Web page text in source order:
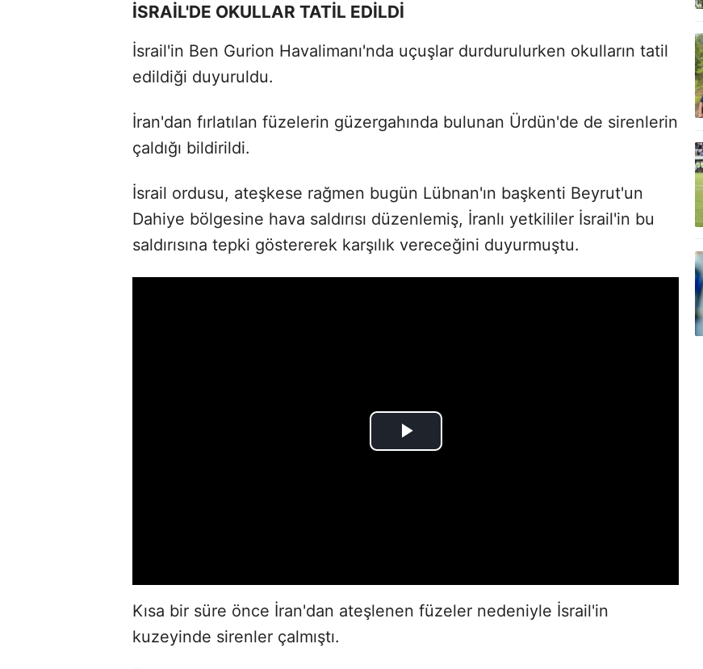
İSRAİL'DE OKULLAR TATİL EDİLDİ
İsrail'in Ben Gurion Havalimanı'nda uçuşlar durdurulurken okulların tatil
edildiği duyuruldu.
İran'dan fırlatılan füzelerin güzergahında bulunan Ürdün'de de sirenlerin
çaldığı bildirildi.
İsrail ordusu, ateşkese rağmen bugün Lübnan'ın başkenti Beyrut'un
Dahiye bölgesine hava saldırısı düzenlemiş, İranlı yetkililer İsrail'in bu
saldırısına tepki göstererek karşılık vereceğini duyurmuştu.
Kısa bir süre önce İran'dan ateşlenen füzeler nedeniyle İsrail'in
kuzeyinde sirenler çalmıştı.